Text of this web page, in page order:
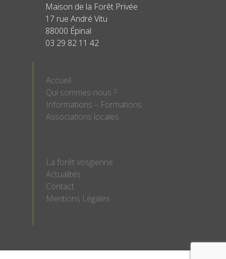
Maison de la Forêt Privée
17 rue André Vitu
88000 Épinal
03 29 82 11 42
Accueil
Qui sommes-nous ?
Informations – Formations
Associations locales
La forêt vosgienne
Actualités
Contact
Mentions Légales